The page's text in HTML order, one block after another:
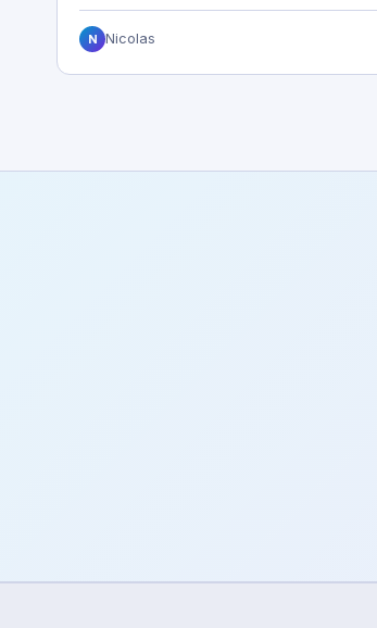
N Nicolas